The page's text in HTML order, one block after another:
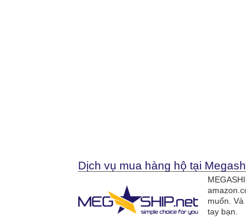
Dịch vụ mua hàng hộ tại
muốn.
tay bạn.